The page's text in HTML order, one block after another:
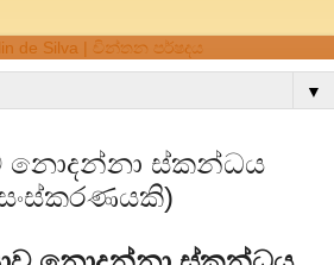
▼
නොදන්නා ස්කන්ධය